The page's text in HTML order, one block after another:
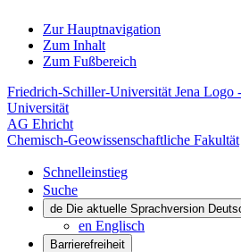
Zur Hauptnavigation
Zum Inhalt
Zum Fußbereich
Friedrich-Schiller-Universität Jena Logo
Universität
AG Ehricht
Chemisch-Geowissenschaftliche Fakultät
Schnelleinstieg
Suche
de Die aktuelle Sprachversion
en Englisch
Barrierefreiheit